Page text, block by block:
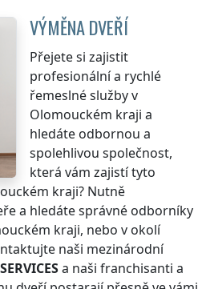
VÝMĚNA DVEŘÍ
Přejete si zajistit
profesionální a rychlé
řemeslné službyv
Olomouckém kraji a
hledáte odbornou a
spolehlivou společnost,
která vám zajistí tyto
kraji? Nutně
a hledáte správné odborníky
kraji, nebo v okolí
naši mezinárodní
a naši franchisanti a